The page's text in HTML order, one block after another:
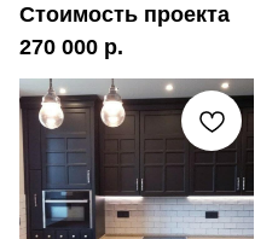
Стоимость проекта
270 000 р.